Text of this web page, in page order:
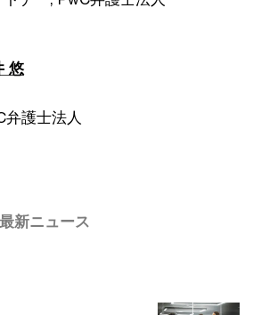
悠
弁護士法人
新ニュース